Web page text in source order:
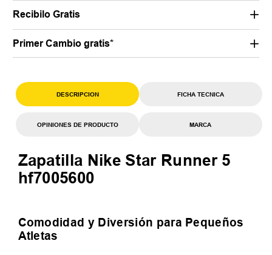
Recibilo Gratis
Primer Cambio gratis*
DESCRIPCION FICHA TECNICA
OPINIONES DE PRODUCTO MARCA
Zapatilla Nike Star Runner 5
hf7005600
Comodidad y Diversión para Pequeños
Atletas